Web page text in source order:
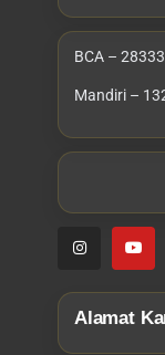
BCA –
Mandiri –
Alamat